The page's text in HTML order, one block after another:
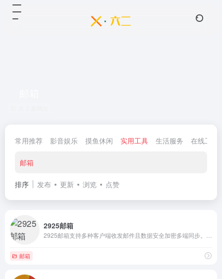
常用推荐 影音娱乐 摸鱼休闲 实用工具 生活服务 在线工具
邮箱
排序 发布 更新 浏览 点赞
2925邮箱
邮箱